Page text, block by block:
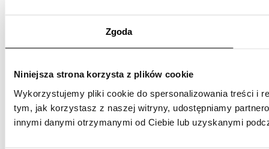
Zgoda
Niniejsza strona korzysta z plików cookie
Wykorzystujemy pliki cookie do spersonalizowania treści i
tym, jak korzystasz z naszej witryny, udostępniamy
innymi danymi otrzymanymi od Ciebie lub uzyskanymi